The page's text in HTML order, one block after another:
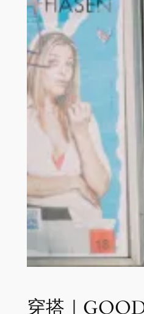
穿搭｜